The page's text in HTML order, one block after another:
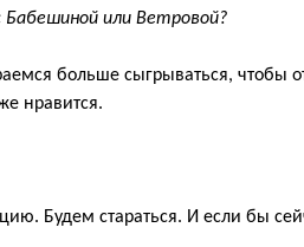
Бабешиной или Ветровой?
больше сыгрываться, чтобы
нравится.
Будем стараться. И если бы